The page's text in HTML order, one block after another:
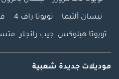
نيسان ألتيما تويوتا راف 4
تويوتا هيلوكس جيب رانجلر
موديلات جديدة شعبية